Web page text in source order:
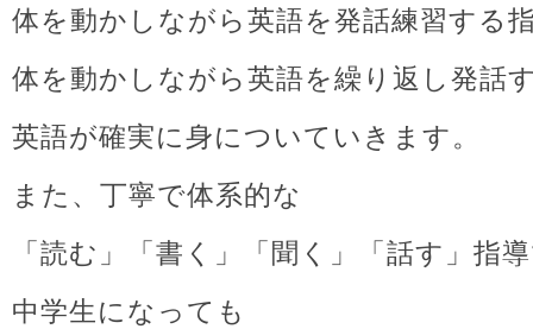
体を動かしながら英語を発話練習する
体を動かしながら英語を繰り返し発話
英語が確実に身についていきます。
また、丁寧で体系的な
「読む」「書く」「聞く」「話す」指
中学生になっても